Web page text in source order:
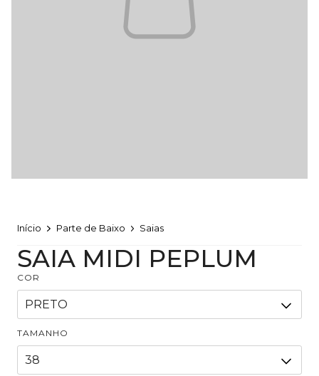
Início Parte de Baixo Saias
SAIA MIDI PEPLUM
COR
TAMANHO